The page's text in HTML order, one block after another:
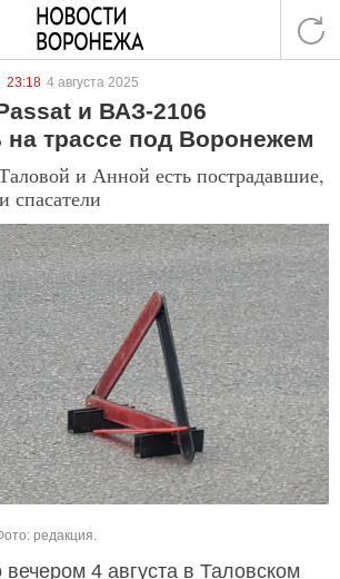
23:18 4 августа 2025
и ВАЗ-2106
на трассе под Воронежем
и Анной есть пострадавшие,
спасатели
редакция.
4 августа в Таловском